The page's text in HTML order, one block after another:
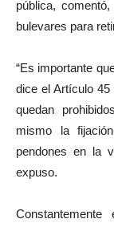
pública,
bulevares para
“Es importante
dice el Artículo 45
quedan
mismo la
pendones en la
expuso.